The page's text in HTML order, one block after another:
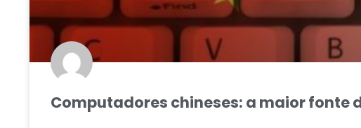
Computadores chineses: a maior fonte